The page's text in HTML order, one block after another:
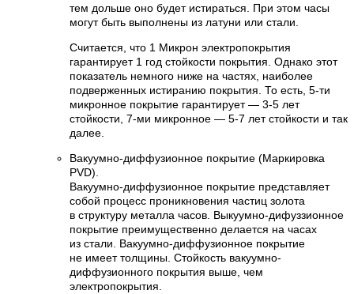
тем дольше оно будет истираться. При этом часы
могут быть выполнены из латуни или стали.
Считается, что 1 Микрон электропокрытия
гарантирует 1 год стойкости покрытия. Однако этот
показатель немного ниже на частях, наиболее
подверженных истиранию покрытия. То есть, 5-ти
микронное покрытие гарантирует — 3-5 лет
стойкости, 7-ми микронное — 5-7 лет стойкости и так
далее.
Вакуумно-диффузионное покрытие (Маркировка
PVD).
Вакуумно-диффузионное покрытие представляет
собой процесс проникновения частиц золота
в структуру металла часов. Выкуумно-дифуззионное
покрытие преимущественно делается на часах
из стали. Вакуумно-диффузионное покрытие
не имеет толщины. Стойкость вакуумно-
диффузионного покрытия выше, чем
электропокрытия.